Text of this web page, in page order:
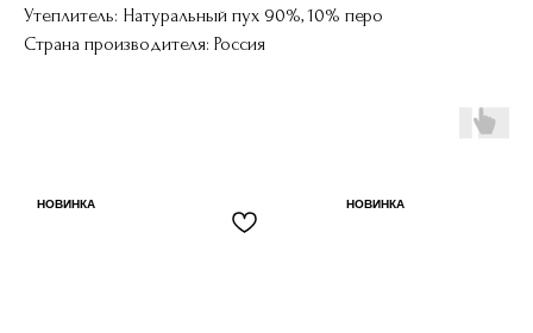
Утеплитель: Натуральный пух 90%, 10% перо
Страна производителя: Россия
НОВИНКА НОВИНКА